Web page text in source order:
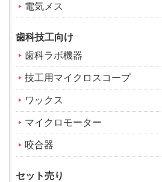
電気メス
歯科技工向け
歯科ラボ機器
技工用マイクロスコープ
ワックス
マイクロモーター
咬合器
セット売り